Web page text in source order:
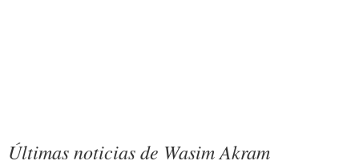
Últimas noticias de Wasim Akram